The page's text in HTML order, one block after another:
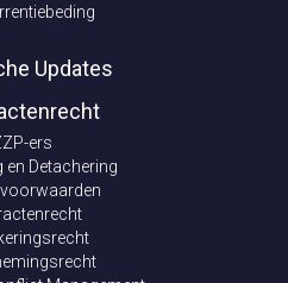
Updates
ers
en Detachering